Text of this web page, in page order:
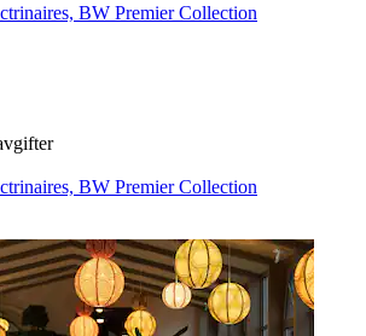
BW Premier Collection
BW Premier Collection